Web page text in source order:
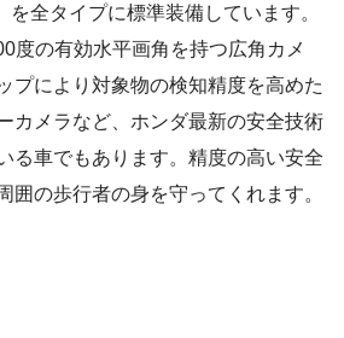
を全タイプに標準装備しています。
度の有効水平画角を持つ広角カメ
プにより対象物の検知精度を高めた
カメラなど、ホンダ最新の安全技術
る車でもあります。精度の高い安全
囲の歩行者の身を守ってくれます。